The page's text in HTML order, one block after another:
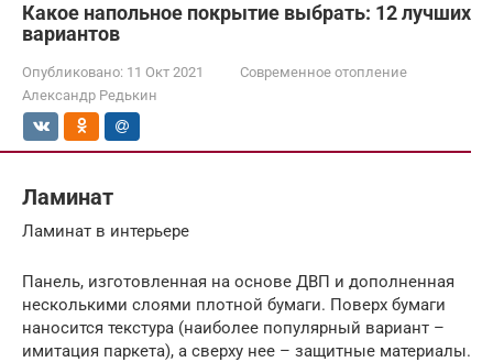
Какое напольное покрытие выбрать: 12 лучших
вариантов
Опубликовано: 11 Окт 2021
Современное отопление
Александр Редькин
Ламинат
Ламинат в интерьере
Панель, изготовленная на основе ДВП и дополненная
несколькими слоями плотной бумаги. Поверх бумаги
наносится текстура (наиболее популярный вариант –
имитация паркета), а сверху нее – защитные материалы.